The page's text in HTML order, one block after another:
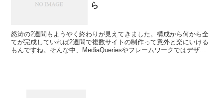
ら
怒涛の2週間もようやく終わりが見えてきました。構成から何から全
てが完成していれば2週間で複数サイトの制作って意外と楽にいける
もんですね。そんな中、MediaQueriesやフレームワークではデザイ